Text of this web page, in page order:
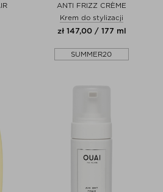
ANTI FRIZZ CRÈME
Krem do stylizacji
zł 147,00 / 177 ml
SUMMER20